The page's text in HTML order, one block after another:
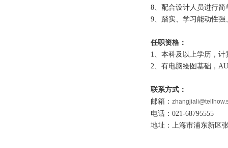
8、配合设计人员进行
9、踏实、学习能动性
任职资格：
1、本科及以上学历，
2、有电脑绘图基础，
联系方式：
邮箱：
电话： 021-68795555
地址：上海市浦东新区